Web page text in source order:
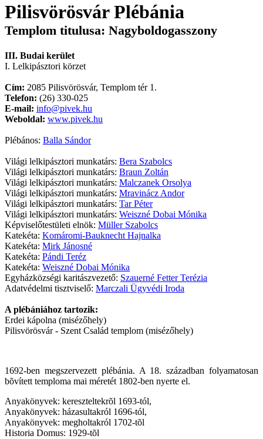
Pilisvörösvár Plébánia
Templom titulusa: Nagyboldogasszony
III. Budai kerület
I. Lelkipásztori körzet
Cím: 2085 Pilisvörösvár, Templom tér 1.
Telefon: (26) 330-025
E-mail: info@pivek.hu
Weboldal: www.pivek.hu
Plébános: Balla Sándor
Világi lelkipásztori munkatárs: Bera Szabolcs
Világi lelkipásztori munkatárs: Braun Zoltán
Világi lelkipásztori munkatárs: Malczanek Orsolya
Világi lelkipásztori munkatárs: Mravinácz Andor
Világi lelkipásztori munkatárs: Tar Péter
Világi lelkipásztori munkatárs: Weiszné Dobai Mónika
Képviselőtestületi elnök: Müller Szabolcs
Katekéta: Komáromi-Bauknecht Hajnalka
Katekéta: Mirk Jánosné
Katekéta: Pándi Teréz
Katekéta: Weiszné Dobai Mónika
Egyházközségi karitászvezető: Szauerné Fetter Terézia
Adatvédelmi tisztviselő: Marczali Ügyvédi Iroda
A plébániához tartozik:
Erdei kápolna (misézőhely)
Pilisvörösvár - Szent Család templom (misézőhely)
1692-ben megszervezett plébánia. A 18. században folyamatosan
bõvített temploma mai méretét 1802-ben nyerte el.
Anyakönyvek: kereszteltekrõl 1693-tól,
Anyakönyvek: házasultakról 1696-tól,
Anyakönyvek: megholtakról 1702-tõl
Historia Domus: 1929-tõl